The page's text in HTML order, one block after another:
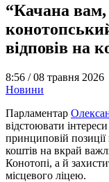
“Качана
відповів на
8:56 /08 травня 2026
Новини
Парламентар
відстоювати
принциповій
коштів на вкрай
Конотопі, а й
місцевого ліцею.